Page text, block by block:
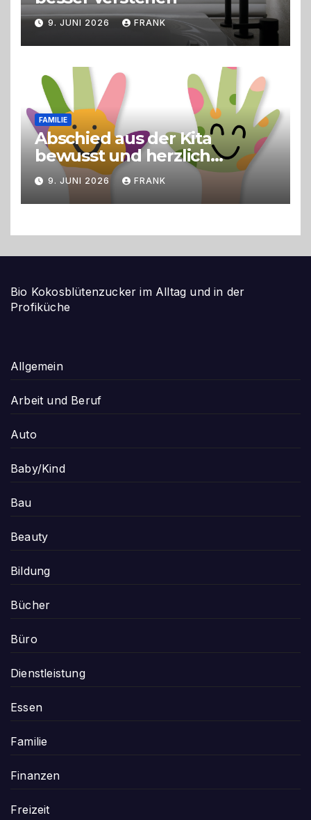
9. JUNI 2026 FRANK
FAMILIE
Abschied aus der Kita
bewusst und herzlich
gestalten
9. JUNI 2026 FRANK
Bio Kokosblütenzucker im Alltag und in der
Profiküche
Allgemein
Arbeit und Beruf
Auto
Baby/Kind
Bau
Beauty
Bildung
Bücher
Büro
Dienstleistung
Essen
Familie
Finanzen
Freizeit